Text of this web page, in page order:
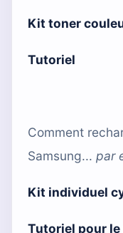
Kit toner
Tutoriel
Comment
Samsung... par
Kit individuel
Tutoriel pour